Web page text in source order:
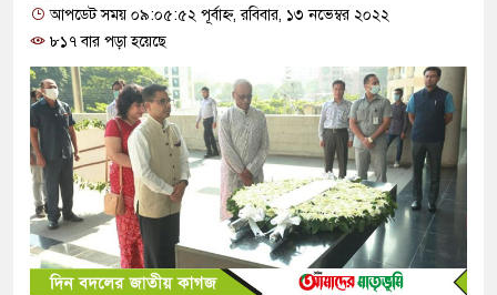
আপডেট সময় ০৯:০৫:৫২ পূর্বাহ্ন, রবিবার, ১৩ নভেম্বর ২০২২
৮১৭ বার পড়া হয়েছে